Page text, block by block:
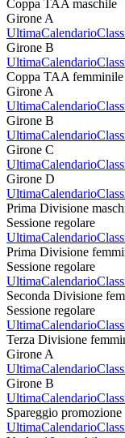
Coppa TAA maschile
Girone A
UltimaCalendario
Girone B
UltimaCalendario
Coppa TAA femminile
Girone A
UltimaCalendario
Girone B
UltimaCalendario
Girone C
UltimaCalendario
Girone D
UltimaCalendario
Prima Divisione
Sessione regolare
UltimaCalendario
Prima Divisione
Sessione regolare
UltimaCalendario
Seconda Divisione fem
Sessione regolare
UltimaCalendario
Terza Divisione
Girone A
UltimaCalendario
Girone B
UltimaCalendario
Spareggio promozione
UltimaCalendario